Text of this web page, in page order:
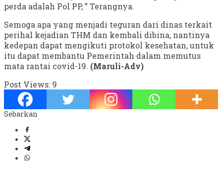
perda adalah Pol PP, ” Terangnya.
Semoga apa yang menjadi teguran dari dinas terkait
perihal kejadian THM dan kembali dibina, nantinya
kedepan dapat mengikuti protokol kesehatan, untuk
itu dapat membantu Pemerintah dalam memutus
mata rantai covid-19. (Maruli-Adv)
Post Views: 9
Sebarkan